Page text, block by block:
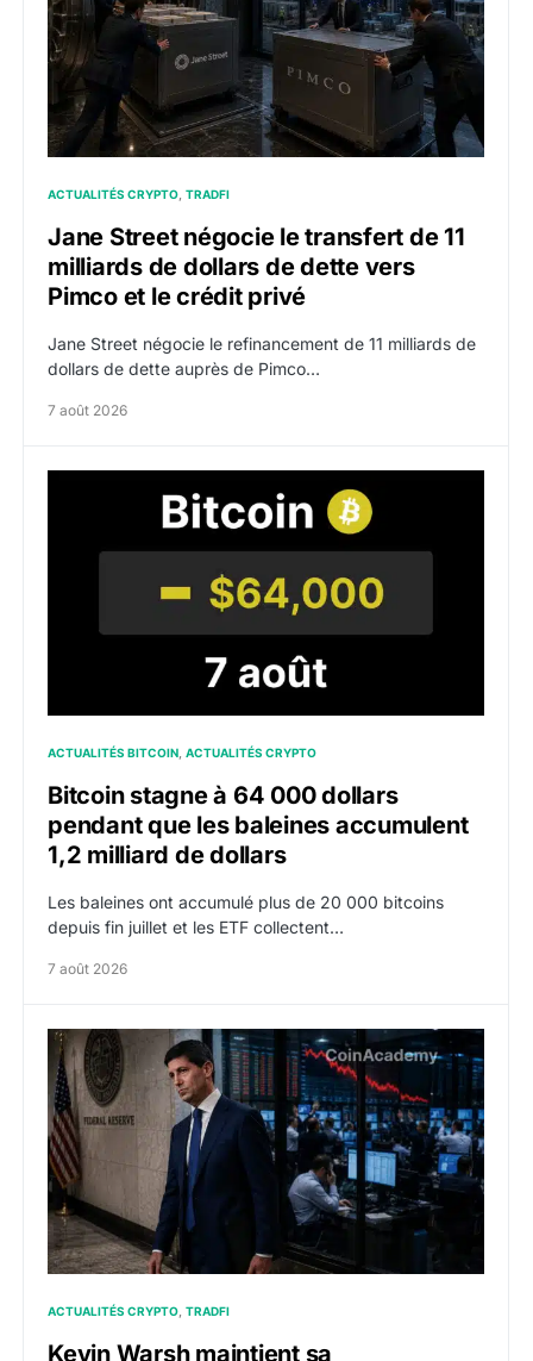
ACTUALITÉS CRYPTO TRADFI
Jane Street négocie le transfert de 11
milliards de dollars de dette vers
Pimco et le crédit privé
Jane Street négocie le refinancement de 11 milliards de
dollars de dette auprès de Pimco…
7 août 2026
Bitcoin stagne à 64 000 dollars pendant que les
ACTUALITÉS BITCOIN ACTUALITÉS CRYPTO
Bitcoin stagne à 64 000 dollars
pendant que les baleines accumulent
1,2 milliard de dollars
Les baleines ont accumulé plus de 20 000 bitcoins
depuis fin juillet et les ETF collectent…
7 août 2026
Kevin Warsh maintient sa communication
ACTUALITÉS CRYPTO TRADFI
Kevin Warsh maintient sa